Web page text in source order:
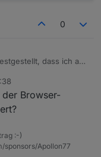
0
dass ich auf
ab... Wenn ich
oder
nach ein paar
ein paar Minuten,
Browser-
:-)
sponsors/Apollon77